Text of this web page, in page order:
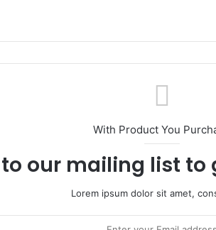
With Product You
our mailing list to
Lorem ipsum dolor sit amet,